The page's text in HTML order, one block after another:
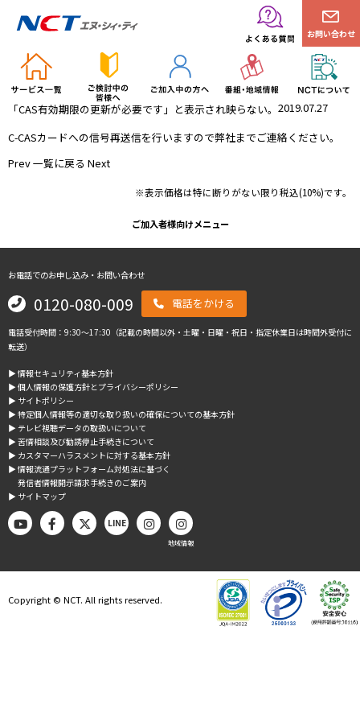
お問い合わせ
「CAS有効期限の更新が必要です」と表示され映らない。 2019.07.27
C-CASカードへの信号再送信を行いますので弊社までご連絡ください。
Prev一覧に戻る Next
※表示価格は特に断りがない限り税込(10%)です。
ご加入者様向けメニュー
お電話でのお申し込み・お問い合わせ
0120-080-009 電話をかける
電話受付時間：9:30～17:30（記載の時間以外・土曜・日曜・祝日・指定休業日は時間外受付に
転送）
▶︎ 情報セキュリティ基本方針
▶︎ 個人情報の保護方針とプライバシーポリシー
▶︎ サイトポリシー
▶︎ 特定個人情報等の適切な取り扱いの確保についての基本方針
▶︎ テレビ視聴データの取扱いについて
▶︎ 苦情相談及び勧誘停止手続きについて
▶︎ カスタマーハラスメントに対する基本方針
▶︎ 情報流通プラットフォーム対処法に基づく
発信者情報開示請求手続きのご案内
▶︎ サイトマップ
LINE
地域情報
Copyright © NCT. All rights reserved.